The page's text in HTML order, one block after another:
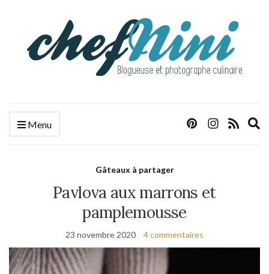
Menu
Gâteaux à partager
Pavlova aux marrons et
pamplemousse
23 novembre 2020 4 commentaires